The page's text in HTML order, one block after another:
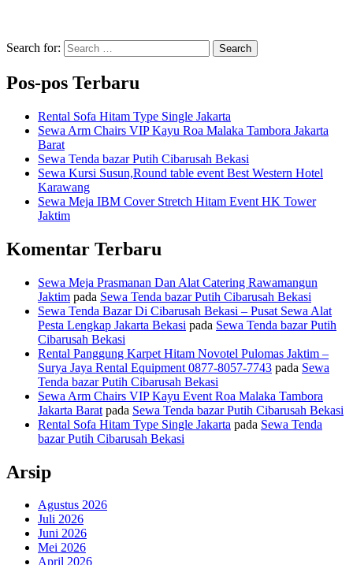
Search for: Search
Pos-pos Terbaru
Rental Sofa Hitam Type Single Jakarta
Sewa Arm Chairs VIP Kayu Roa Malaka Tambora Jakarta
Barat
Sewa Tenda bazar Putih Cibarusah Bekasi
Sewa Kursi Susun,Round table event Best Western Hotel
Karawang
Sewa Meja IBM Cover Stretch Hitam Event HK Tower
Jaktim
Komentar Terbaru
Sewa Meja Prasmanan Dan Alat Catering Rawamangun
Jaktim pada Sewa Tenda bazar Putih Cibarusah Bekasi
Sewa Tenda Bazar Di Cibarusah Bekasi – Pusat Sewa Alat
Pesta Lengkap Jakarta Bekasi pada Sewa Tenda bazar Putih
Cibarusah Bekasi
Rental Panggung Karpet Hitam Novotel Pulomas Jaktim –
Surya Jaya Rental Equipment 0877-8057-7743 pada Sewa
Tenda bazar Putih Cibarusah Bekasi
Sewa Arm Chairs VIP Kayu Event Roa Malaka Tambora
Jakarta Barat pada Sewa Tenda bazar Putih Cibarusah Bekasi
Rental Sofa Hitam Type Single Jakarta pada Sewa Tenda
bazar Putih Cibarusah Bekasi
Arsip
Agustus 2026
Juli 2026
Juni 2026
Mei 2026
April 2026